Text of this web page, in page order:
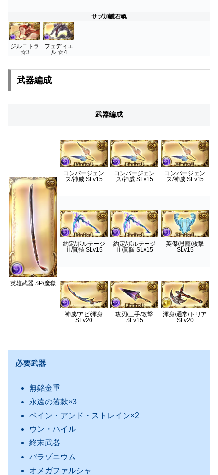
サブ加護召喚
ジルニトラ
☆3
フェディエ
ル ☆4
武器編成
武器編成
英雄武器 SP/魔獄
コンバージェン
ス/神威 SLv15
コンバージェン
ス/神威 SLv15
コンバージェン
ス/神威 SLv15
約定/ボルテージ
Ⅱ/真髄 SLv15
約定/ボルテージ
Ⅱ/真髄 SLv15
英傑/恩寵/攻撃
SLv15
神威/アビ/渾身
SLv20
攻刃/三手/攻撃
SLv15
渾身/通常/トリア
SLv20
必要武器
無銘金重
永遠の落款×3
ペイン・アンド・ストレイン×2
ウン・ハイル
終末武器
パラゾニウム
オメガファルシャ